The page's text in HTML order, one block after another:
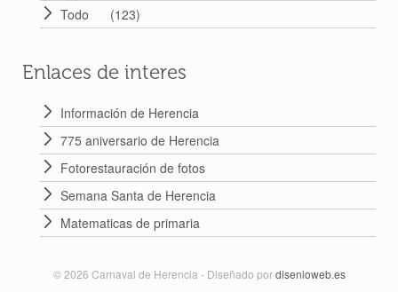
Todo
(123)
Enlaces de interes
Información de Herencia
775 aniversario de Herencia
Fotorestauración de fotos
Semana Santa de Herencia
Matematicas de primaria
© 2026 Carnaval de Herencia - Diseñado pordisenioweb.es